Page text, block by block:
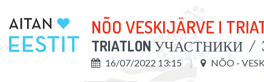
NÕO VESKIJÄRVE I
TRIATLONУЧАСТНИКИ /
16/07/2022 13:15 NÕO -